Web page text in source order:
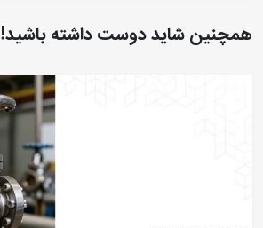
همچنین شاید دوست داشته باشید!